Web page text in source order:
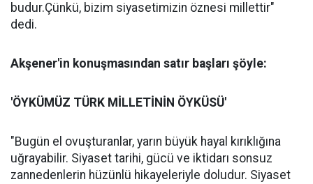
budur.Çünkü, bizim siyasetimizin öznesi millettir"
dedi.
Akşener'in konuşmasından satır başları şöyle:
'ÖYKÜMÜZ TÜRK MİLLETİNİN ÖYKÜSÜ'
"Bugün el ovuşturanlar, yarın büyük hayal kırıklığına
uğrayabilir. Siyaset tarihi, gücü ve iktidarı sonsuz
zannedenlerin hüzünlü hikayeleriyle doludur. Siyaset